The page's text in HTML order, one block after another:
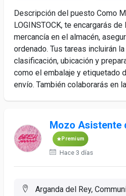
Descripción del puesto Como
LOGINSTOCK, te encargarás
mercancía en el almacén,
ordenado. Tus tareas incluirán
clasificación, ubicación y
como el embalaje y etiquetado
envío. También colaborarás en
Mozo Asistente
Premium
Hace 3 días
Arganda del Rey,